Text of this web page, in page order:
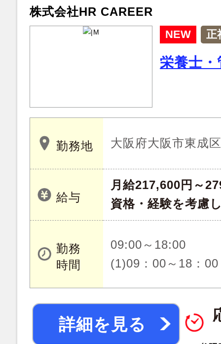
株式会社HR CAREER
NEW 正
栄養士
勤務地 大阪府大阪市東成
給与
月給217,600円～
資格・経験を考慮
勤務
時間
09:00～18:00
(1)09：00～18：00
詳細を見る